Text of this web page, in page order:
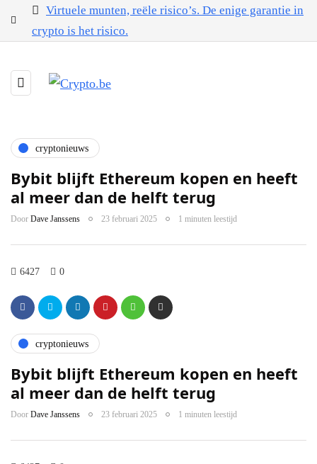
Virtuele munten, reële risico’s. De enige garantie in
crypto is het risico.
cryptonieuws
Bybit blijft Ethereum kopen en heeft
al meer dan de helft terug
Door Dave Janssens 23 februari 2025 1 minuten leestijd
6427 0
cryptonieuws
Bybit blijft Ethereum kopen en heeft
al meer dan de helft terug
Door Dave Janssens 23 februari 2025 1 minuten leestijd